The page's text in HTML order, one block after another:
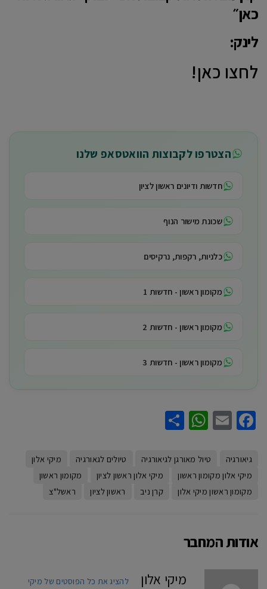
כאן״
לינק:
לחצו כאן!
הצטרפו לקבוצות הוואטסאפ שלנו
חדשות ודיונים ראשון לציון
שכונת מישור הנוף
כלניות, רקפות, נרקיסים
מקומון ראשון - חדשות 1
מקומון ראשון - חדשות 2
מקומון ראשון - חדשות 3
Facebook
Email
WhatsApp
גיאורגיה טיול מאורגן לגיאורגיה טיולים לגאורגיה
מיקי אלון
מיקי אלון מקומון ראשון
מיקי אלון ראשון לציון
מקומון ראשון
מקומון ראשון מיקי אלון
קרן ניב ראשון לציון ראשל"צ
אודות המחבר
מיקי אלון
להציג את כל הפוסטים של מיקי